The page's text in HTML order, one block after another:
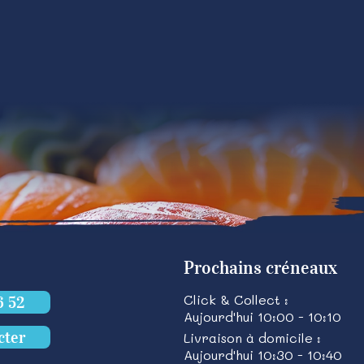
52
Prochains créneaux
Click & Collect :
Aujourd'hui 10:00 - 10:10
Livraison à domicile :
Aujourd'hui 10:30 - 10:40